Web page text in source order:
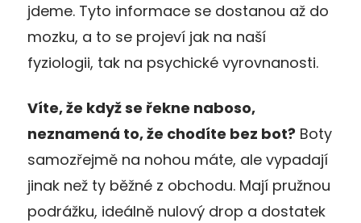
jdeme. Tyto informace se dostanou až do
mozku, a to se projeví jak na naší
fyziologii, tak na psychické vyrovnanosti.
Víte, že když se řekne naboso,
neznamená to, že chodíte bez bot? Boty
samozřejmě na nohou máte, ale vypadají
jinak než ty běžné z obchodu. Mají pružnou
podrážku, ideálně nulový drop a dostatek